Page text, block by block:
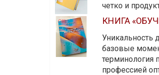
четко и
КНИГА
Уникальность
базовые
терминология
профессией